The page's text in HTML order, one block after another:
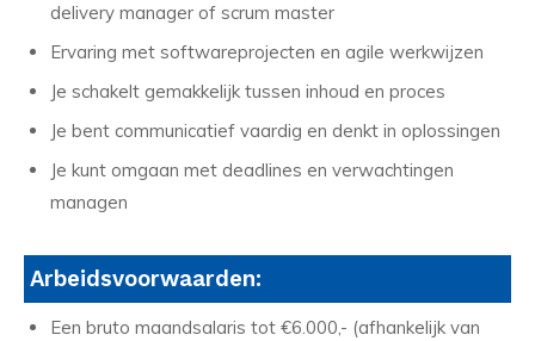
delivery manager of scrum master
Ervaring met softwareprojecten en agile werkwijzen
Je schakelt gemakkelijk tussen inhoud en proces
Je bent communicatief vaardig en denkt in oplossingen
Je kunt omgaan met deadlines en verwachtingen
managen
Arbeidsvoorwaarden:
Een bruto maandsalaris tot €6.000,- (afhankelijk van